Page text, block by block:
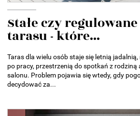
Stałe czy
tarasu - które...
Taras dla wielu osób staje się letnią
po pracy, przestrzenią do spotkań z rodziną
salonu. Problem pojawia się wtedy, gdy
decydować za...